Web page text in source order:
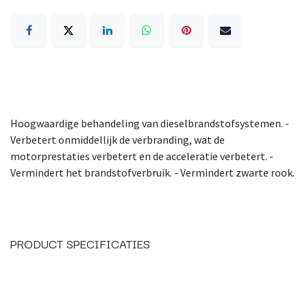
Hoogwaardige behandeling van dieselbrandstofsystemen. -
Verbetert onmiddellijk de verbranding, wat de
motorprestaties verbetert en de acceleratie verbetert. -
Vermindert het brandstofverbruik. - Vermindert zwarte rook.
PRODUCT SPECIFICATIES